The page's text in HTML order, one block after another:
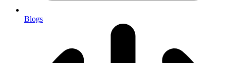
Blogs